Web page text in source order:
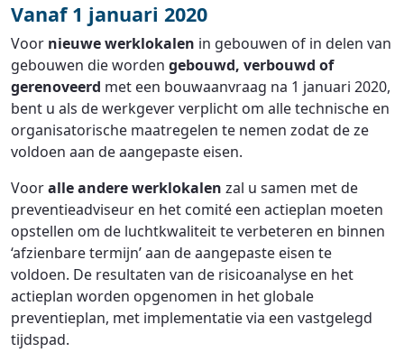
Vanaf 1 januari 2020
Voor nieuwe werklokalen in gebouwen of in delen van
gebouwen die worden gebouwd, verbouwd of
gerenoveerd met een bouwaanvraag na 1 januari 2020,
bent u als de werkgever verplicht om alle technische en
organisatorische maatregelen te nemen zodat de ze
voldoen aan de aangepaste eisen.
Vooralle andere werklokalen zal u samen met de
preventieadviseur en het comité een actieplan moeten
opstellen om de luchtkwaliteit te verbeteren en binnen
‘afzienbare termijn’ aan de aangepaste eisen te
voldoen. De resultaten van de risicoanalyse en het
actieplan worden opgenomen in het globale
preventieplan, met implementatie via een vastgelegd
tijdspad.